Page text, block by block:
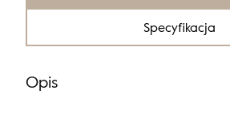
Specyfikacja
Opis